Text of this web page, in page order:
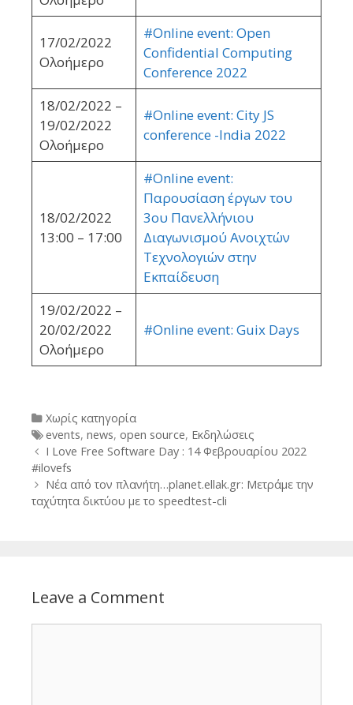
17/02/2022
Ολοήμερο
#Online event: Open
Confidential Computing
Conference 2022
18/02/2022 –
19/02/2022
Ολοήμερο
#Online event: City JS
conference -India 2022
18/02/2022
13:00 – 17:00
#Online event:
Παρουσίαση έργων του
3ου Πανελλήνιου
Διαγωνισμού Ανοιχτών
Τεχνολογιών στην
Εκπαίδευση
19/02/2022 –
20/02/2022
Ολοήμερο
#Online event: Guix Days
Categories
Χωρίς κατηγορία
Tags
events, news, open source, Εκδηλώσεις
Post
navigation
I Love Free Software Day : 14 Φεβρουαρίου 2022
#ilovefs
Νέα από τον πλανήτη…planet.ellak.gr: Μετράμε την
ταχύτητα δικτύου με το speedtest-cli
Leave a Comment